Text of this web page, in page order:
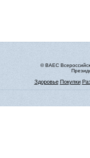
© ВАЕС
Здоровье Покупки